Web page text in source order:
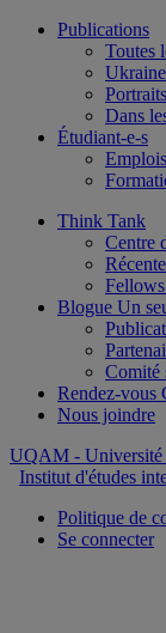
Publications
Toutes
Ukraine
Portraits
Dans
Étudiant-e-s
Think Tank
Centre
Blogue Un
Comité
Rendez-vous
Nous joindre
UQAM - Université
Institut d'études
Politique de
Se connecter